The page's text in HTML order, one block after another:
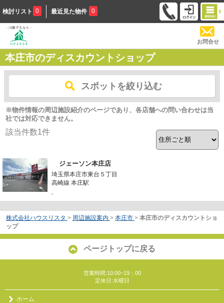
検討リスト 0 最近見た物件 0
お問合せ
本庄市のディスカウントショップ
スポットを絞り込む
※物件情報の周辺施設紹介のページであり、各店舗への問い合わせは当
社では対応できません。
該当件数1件
ジェーソン本庄店
埼玉県本庄市東台５丁目
高崎線 本庄駅
-
株式会社ハウスリスタ > 周辺施設案内 > 本庄市 > 本庄市のディスカウントショ
ップ
ページトップに戻る
営業時間:10:00~19：00
定休日:水曜日
ホーム